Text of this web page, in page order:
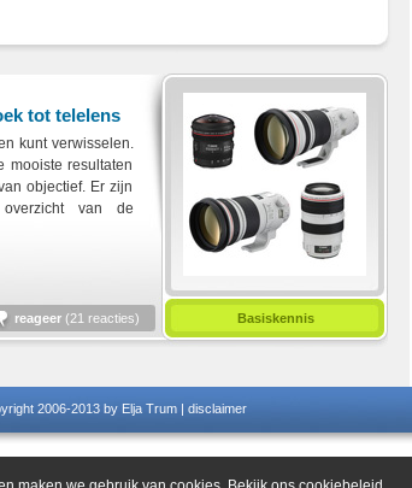
tot telelens
kunt verwisselen.
resultaten
objectief. Er zijn
overzicht van de
reageer(21 reacties) Basiskennis
2006-2013 by Elja Trum | disclaimer